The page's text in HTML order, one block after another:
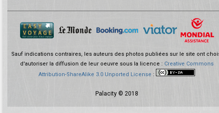
Sauf indications contraires, les auteurs des photos publiées sur le site ont
d'autoriser la diffusion de leur oeuvre sous la licence : Creative Commons
Attribution-ShareAlike 3.0 Unported License :
Palacity © 2018